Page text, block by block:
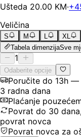
Ušteda 20.00 KM·+
Veličina
S M L
XL
Tabela dimenzijaSve
1
Odaberite opcije
Poručite do 13h —
3 radna dana
Plaćanje
Povrat do 30
povrat novca
Povrat novca za